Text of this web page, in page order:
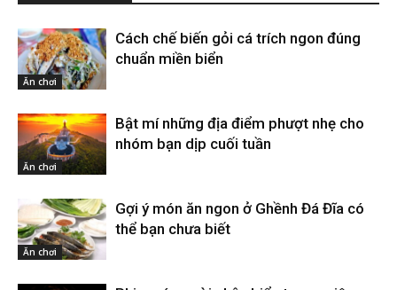
Ăn chơi
Cách chế biến gỏi cá trích ngon đúng
chuẩn miền biển
Ăn chơi
Bật mí những địa điểm phượt nhẹ cho
nhóm bạn dịp cuối tuần
Ăn chơi
Gợi ý món ăn ngon ở Ghềnh Đá Đĩa có
thể bạn chưa biết